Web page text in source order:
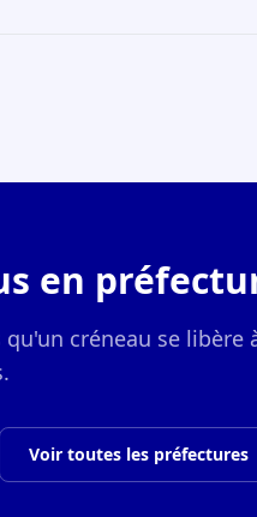
en
créneau se libère
Voir toutes les préfectures